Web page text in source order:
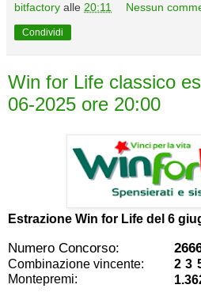
bitfactory alle 20:11 Nessun
Condividi
Win for Life classico
06-2025 ore 20:00
Estrazione Win for Life del 6
Numero Concorso:
Combinazione vincente:
2 3
Montepremi: